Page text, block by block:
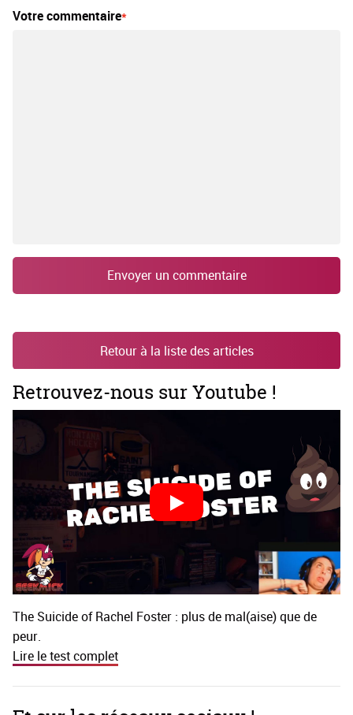
Votre commentaire
Envoyer un commentaire
Retour à la liste des articles
Retrouvez-nous sur Youtube !
The Suicide of Rachel Foster : plus de mal(aise) que de
peur.
Lire le test complet